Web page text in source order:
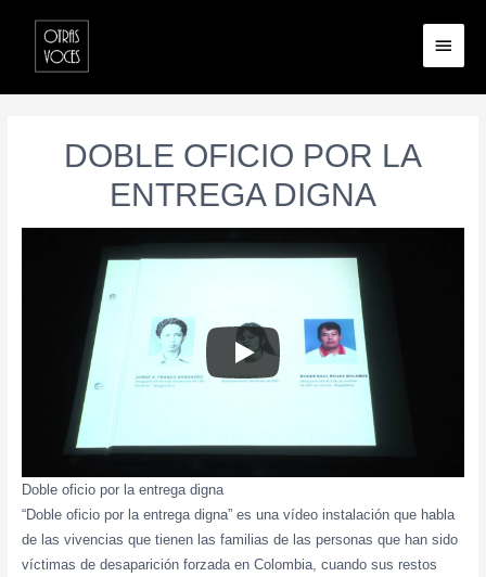
DOBLE OFICIO POR LA
ENTREGA DIGNA
Doble oficio por la entrega digna
“Doble oficio por la entrega digna” es una vídeo instalación que habla
de las vivencias que tienen las familias de las personas que han sido
víctimas de desaparición forzada en Colombia, cuando sus restos